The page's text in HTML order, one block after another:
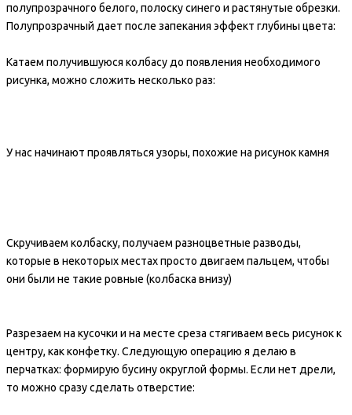
полупрозрачного белого, полоску синего и растянутые обрезки.
Полупрозрачный дает после запекания эффект глубины цвета:
Катаем получившуюся колбасу до появления необходимого
рисунка, можно сложить несколько раз:
У нас начинают проявляться узоры, похожие на рисунок камня
Скручиваем колбаску, получаем разноцветные разводы,
которые в некоторых местах просто двигаем пальцем, чтобы
они были не такие ровные (колбаска внизу)
Разрезаем на кусочки и на месте среза стягиваем весь рисунок к
центру, как конфетку. Следующую операцию я делаю в
перчатках: формирую бусину округлой формы. Если нет дрели,
то можно сразу сделать отверстие: